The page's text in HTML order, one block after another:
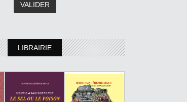
LIBRAIRIE